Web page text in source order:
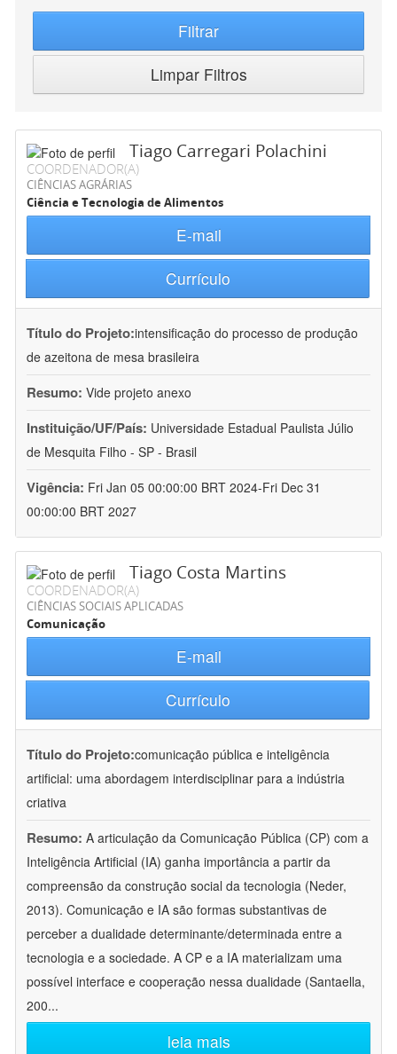
Filtrar
Limpar Filtros
Tiago Carregari Polachini
COORDENADOR(A)
CIÊNCIAS AGRÁRIAS
Ciência e Tecnologia de Alimentos
E-mail
Currículo
Título do Projeto:intensificação do processo de produção
de azeitona de mesa brasileira
Resumo: Vide projeto anexo
Instituição/UF/País: Universidade Estadual Paulista Júlio
de Mesquita Filho - SP - Brasil
Vigência: Fri Jan 05 00:00:00 BRT 2024-Fri Dec 31
00:00:00 BRT 2027
Tiago Costa Martins
COORDENADOR(A)
CIÊNCIAS SOCIAIS APLICADAS
Comunicação
E-mail
Currículo
Título do Projeto:comunicação pública e inteligência
artificial: uma abordagem interdisciplinar para a indústria
criativa
Resumo: A articulação da Comunicação Pública (CP) com a
Inteligência Artificial (IA) ganha importância a partir da
compreensão da construção social da tecnologia (Neder,
2013). Comunicação e IA são formas substantivas de
perceber a dualidade determinante/determinada entre a
tecnologia e a sociedade. A CP e a IA materializam uma
possível interface e cooperação nessa dualidade (Santaella,
200...
leia mais